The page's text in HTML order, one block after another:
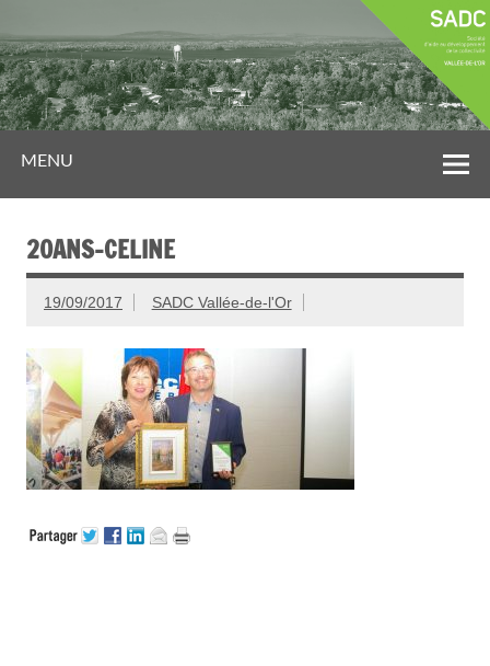
MENU
20ANS-CELINE
19/09/2017 SADC Vallée-de-l'Or